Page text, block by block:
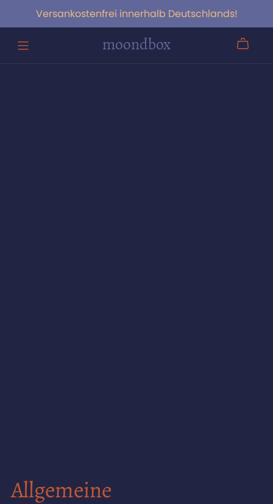
Versankostenfrei innerhalb Deutschlands!
moondbox
Allgemeine